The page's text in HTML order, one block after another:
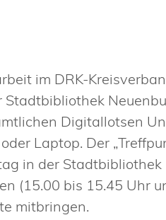
im DRK-
Digitallotsen
Laptop. Der
in der
(15.00 bis 15.45 Uhr
mitbringen.